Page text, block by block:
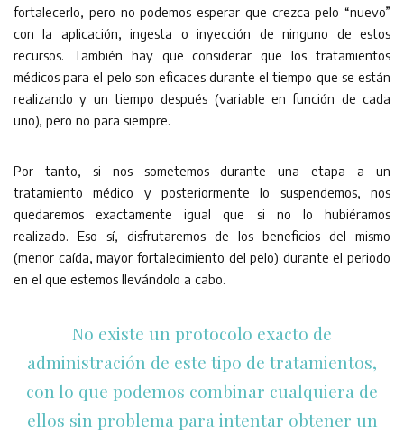
fortalecerlo, pero no podemos esperar que crezca pelo “nuevo”
con la aplicación, ingesta o inyección de ninguno de estos
recursos. También hay que considerar que los tratamientos
médicos para el pelo son eficaces durante el tiempo que se están
realizando y un tiempo después (variable en función de cada
uno), pero no para siempre.
Por tanto, si nos sometemos durante una etapa a un
tratamiento médico y posteriormente lo suspendemos, nos
quedaremos exactamente igual que si no lo hubiéramos
realizado. Eso sí, disfrutaremos de los beneficios del mismo
(menor caída, mayor fortalecimiento del pelo) durante el periodo
en el que estemos llevándolo a cabo.
No existe un protocolo exacto de
administración de este tipo de tratamientos,
con lo que podemos combinar cualquiera de
ellos sin problema para intentar obtener un